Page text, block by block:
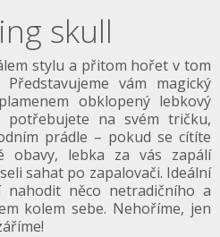
skull
stylu a přitom hořet v tom
vám magický
obklopený lebkový
na svém tričku,
prádle – pokud se cítíte
obavy, lebka za vás zapálí
sahat po zapalovači. Ideální
něco netradičního a
kolem sebe. Nehoříme, jen